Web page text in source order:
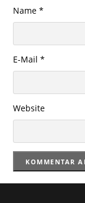
Name*
E-Mail*
Website